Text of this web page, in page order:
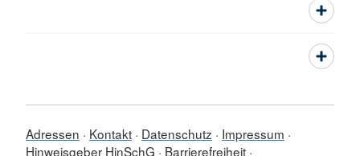
Adressen Kontakt Datenschutz
Impressum
Hinweisgeber HinSchG
Barrierefreiheit